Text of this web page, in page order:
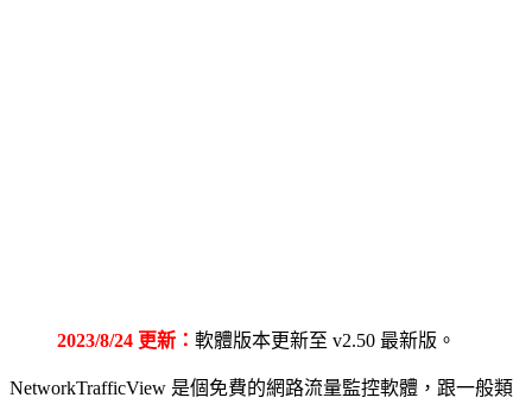
2023/8/24 更新： 軟體版本更新至 v2.50 最新版。
NetworkTrafficView 是個免費的網路流量監控軟體，跟一般類